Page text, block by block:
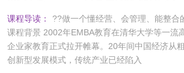
课程导读：
??做一个懂经营、会管理、能整合
课程背景 2002年EMBA教育在清华大学等一流
企业家教育正式拉开帷幕。20年间中国经济从
创新型发展模式，传统产业已经陷入